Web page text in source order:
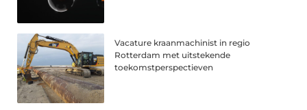
Vacature kraanmachinist in regio
Rotterdam met uitstekende
toekomstperspectieven